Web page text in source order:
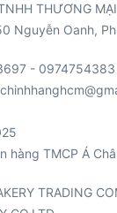
THƯƠNG MẠI
Nguyễn Oanh,
- 0974754383
TMCP Á